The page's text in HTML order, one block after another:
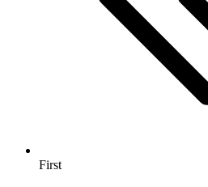
First